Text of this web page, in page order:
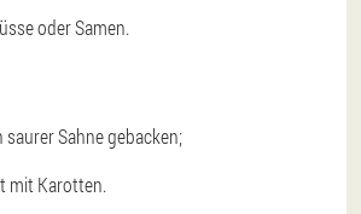
oder Samen.
Sahne gebacken;
mit Karotten.